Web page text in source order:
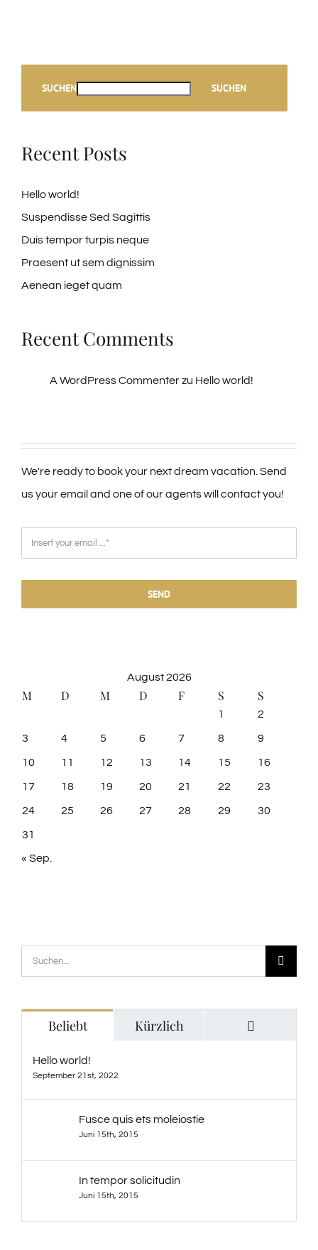
SUCHEN SUCHEN
Recent Posts
Hello world!
Suspendisse Sed Sagittis
Duis tempor turpis neque
Praesent ut sem dignissim
Aenean ieget quam
Recent Comments
A WordPress Commenterzu Hello world!
We're ready to book your next dream vacation. Send
us your email and one of our agents will contact you!
SEND
August 2026
M D M D F S S
1 2
3 4 5 6 7 8 9
10 11 12 13 14 15 16
17 18 19 20 21 22 23
24 25 26 27 28 29 30
31
« Sep.
Suche
nach:
Beliebt Kürzlich
Hello world!
September 21st, 2022
Fusce quis ets moleiostie
Juni 15th, 2015
In tempor solicitudin
Juni 15th, 2015